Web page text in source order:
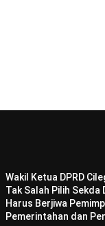
Wakil Ketua DPRD
Tak Salah Pilih
Harus Berjiwa
Pemerintahan dan